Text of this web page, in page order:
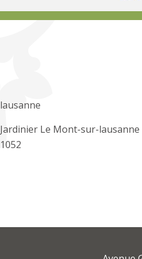
lausanne
Jardinier Le Mont-sur-lausanne
1052